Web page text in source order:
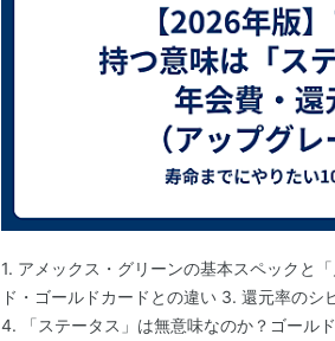
1. アメックス・グリーンの基本スペックと
ド・ゴールドカードとの違い 3. 還元率の
4. 「ステータス」は無意味なのか？ゴール